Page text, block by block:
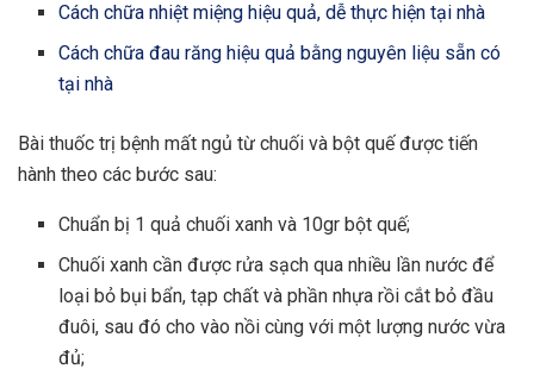
Cách chữa nhiệt miệng hiệu quả, dễ thực hiện tại nhà
Cách chữa đau răng hiệu quả bằng nguyên liệu sẵn có
tại nhà
Bài thuốc trị bệnh mất ngủ từ chuối và bột quế được tiến
hành theo các bước sau:
Chuẩn bị 1 quả chuối xanh và 10gr bột quế;
Chuối xanh cần được rửa sạch qua nhiều lần nước để
loại bỏ bụi bẩn, tạp chất và phần nhựa rồi cắt bỏ đầu
đuôi, sau đó cho vào nồi cùng với một lượng nước vừa
đủ;